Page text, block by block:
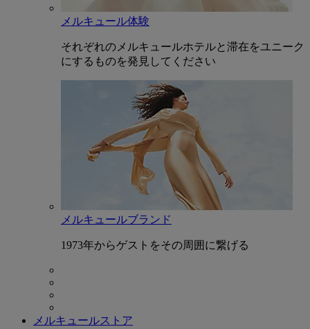
メルキュール体験
それぞれのメルキュールホテルと滞在をユニーク
にするものを発見してください
メルキュールブランド
1973年からゲストをその周囲に繋げる
メルキュールストア